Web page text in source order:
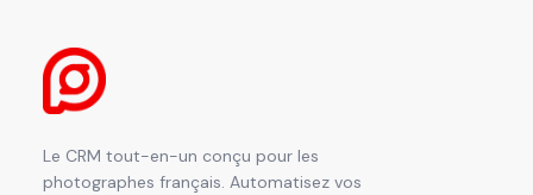
Le CRM tout-en-un conçu pour les
photographes français. Automatisez vos